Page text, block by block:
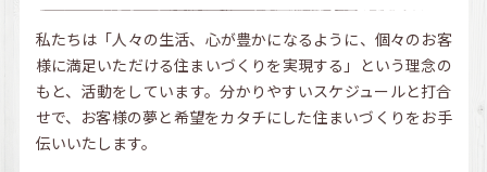
私たちは「人々の生活、心が豊かになるように、個々のお客
様に満足いただける住まいづくりを実現する」という理念の
もと、活動をしています。分かりやすいスケジュールと打合
せで、お客様の夢と希望をカタチにした住まいづくりをお手
伝いいたします。